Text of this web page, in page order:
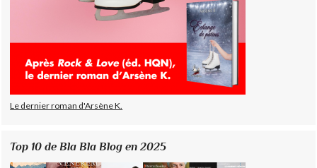
Le dernier roman d'Arsène K.
Top 10 de Bla Bla Blog en 2025